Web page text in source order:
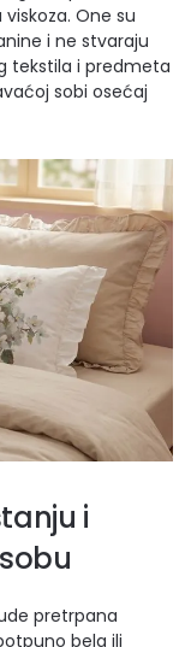
One su
i ne stvaraju
tekstila i predmeta
sobi osećaj
i
pretrpana
bela ili